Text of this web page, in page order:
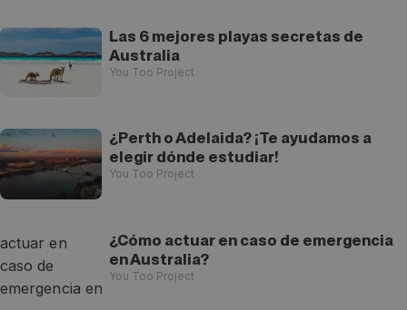
Las 6 mejores playas secretas de
Australia
You Too Project
¿Perth o Adelaida? ¡Te ayudamos a
elegir dónde estudiar!
You Too Project
¿Cómo actuar en caso de emergencia
en Australia?
You Too Project